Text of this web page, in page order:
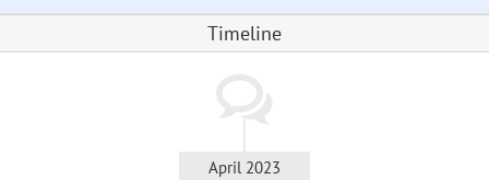
Timeline
April 2023